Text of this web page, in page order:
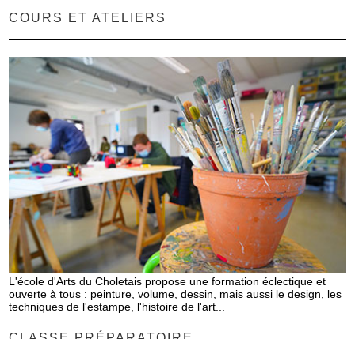
COURS ET ATELIERS
L'école d'Arts du Choletais propose une formation éclectique et
ouverte à tous : peinture, volume, dessin, mais aussi le design, les
techniques de l'estampe, l'histoire de l'art...